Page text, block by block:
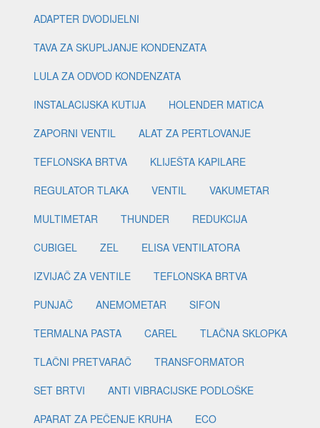
ADAPTER DVODIJELNI
TAVA ZA SKUPLJANJE KONDENZATA
LULA ZA ODVOD KONDENZATA
INSTALACIJSKA KUTIJA
HOLENDER MATICA
ZAPORNI VENTIL
ALAT ZA PERTLOVANJE
TEFLONSKA BRTVA
KLIJEŠTA KAPILARE
REGULATOR TLAKA
VENTIL
VAKUMETAR
MULTIMETAR
THUNDER
REDUKCIJA
CUBIGEL
ZEL
ELISA VENTILATORA
IZVIJAČ ZA VENTILE
TEFLONSKA BRTVA
PUNJAČ
ANEMOMETAR
SIFON
TERMALNA PASTA
CAREL
TLAČNA SKLOPKA
TLAČNI PRETVARAČ
TRANSFORMATOR
SET BRTVI
ANTI VIBRACIJSKE PODLOŠKE
APARAT ZA PEČENJE KRUHA
ECO